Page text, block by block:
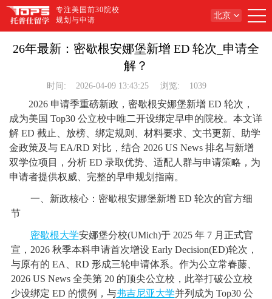
专注美国前30院校
规划与申请
北京
26年最新：密歇根安娜堡新增 ED 轮次_申请全
解？
时间: 2026-04-09 13:43:25 浏览: 1039
2026 申请季重磅新政，密歇根安娜堡新增 ED 轮次，
成为美国 Top30 公立校中唯二开设绑定早申的院校。本文详
解 ED 截止、放榜、绑定规则、材料要求、文书更新、助学
金政策及与 EA/RD 对比，结合 2026 US News 排名与新增
双学位项目，分析 ED 录取优势、适配人群与申请策略，为
申请者提供权威、完整的早申规划指南。
一、新政核心：密歇根安娜堡新增 ED 轮次的官方细
节
密歇根大学安娜堡分校(UMich)于 2025 年 7 月正式官
宣，2026 秋季本科申请首次增设 Early Decision(ED)轮次，
与原有的 EA、RD 形成三轮申请体系。作为公立常春藤、
2026 US News 全美第 20 的顶尖公立校，此举打破公立校
少设绑定 ED 的惯例，与弗吉尼亚大学并列成为 Top30 公